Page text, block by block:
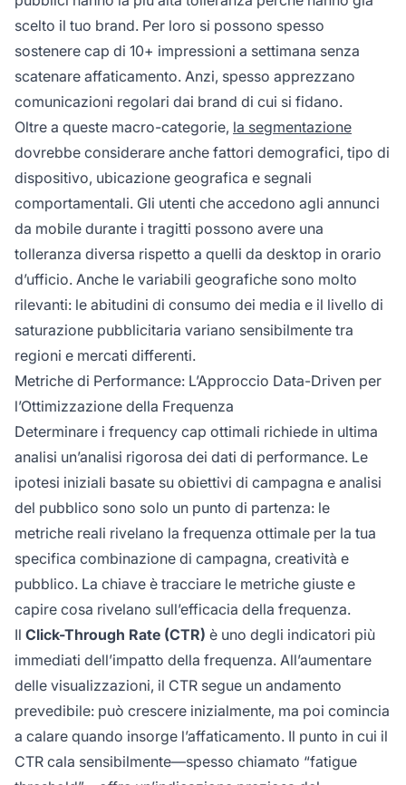
scelto il tuo brand. Per loro si possono spesso
sostenere cap di 10+ impressioni a settimana senza
scatenare affaticamento. Anzi, spesso apprezzano
comunicazioni regolari dai brand di cui si fidano.
Oltre a queste macro-categorie, la segmentazione
dovrebbe considerare anche fattori demografici, tipo di
dispositivo, ubicazione geografica e segnali
comportamentali. Gli utenti che accedono agli annunci
da mobile durante i tragitti possono avere una
tolleranza diversa rispetto a quelli da desktop in orario
d’ufficio. Anche le variabili geografiche sono molto
rilevanti: le abitudini di consumo dei media e il livello di
saturazione pubblicitaria variano sensibilmente tra
regioni e mercati differenti.
Metriche di Performance: L’Approccio Data-Driven per
l’Ottimizzazione della Frequenza
Determinare i frequency cap ottimali richiede in ultima
analisi un’analisi rigorosa dei dati di performance. Le
ipotesi iniziali basate su obiettivi di campagna e analisi
del pubblico sono solo un punto di partenza: le
metriche reali rivelano la frequenza ottimale per la tua
specifica combinazione di campagna, creatività e
pubblico. La chiave è tracciare le metriche giuste e
capire cosa rivelano sull’efficacia della frequenza.
Il Click-Through Rate (CTR) è uno degli indicatori più
immediati dell’impatto della frequenza. All’aumentare
delle visualizzazioni, il CTR segue un andamento
prevedibile: può crescere inizialmente, ma poi comincia
a calare quando insorge l’affaticamento. Il punto in cui il
CTR cala sensibilmente—spesso chiamato “fatigue